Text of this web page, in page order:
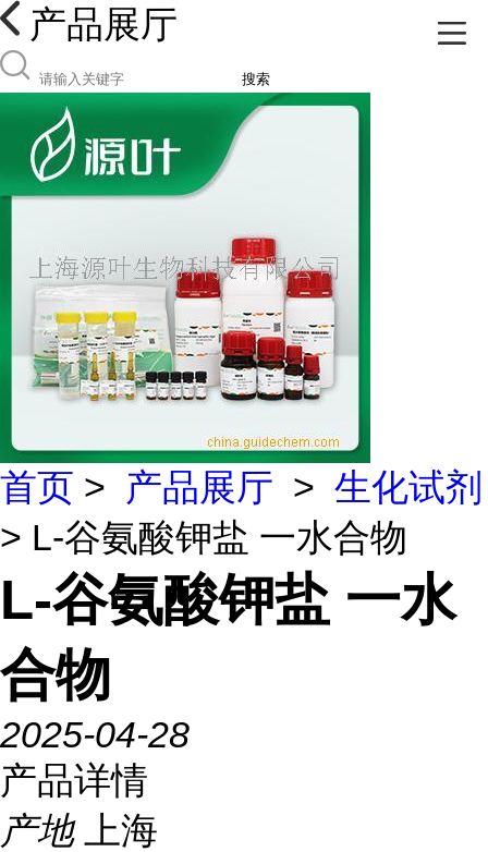
产品展厅
搜索
首页 > 产品展厅 > 生化试剂
> L-谷氨酸钾盐 一水合物
L-谷氨酸钾盐 一水
合物
2025-04-28
产品详情
产地
上海